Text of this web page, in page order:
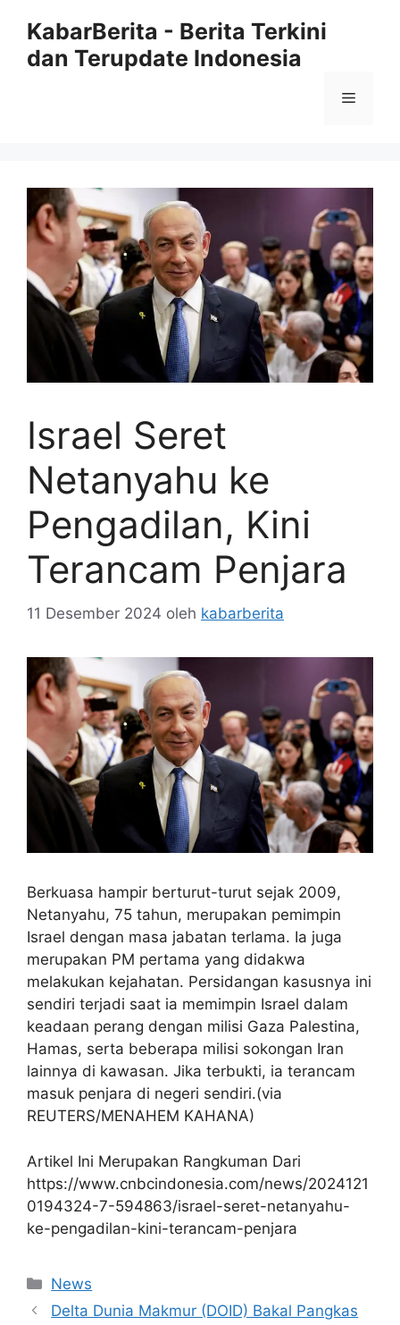
KabarBerita - Berita Terkini
dan Terupdate Indonesia
Menu
Israel Seret
Netanyahu ke
Pengadilan, Kini
Terancam Penjara
11 Desember 2024 oleh kabarberita
Berkuasa hampir berturut-turut sejak 2009,
Netanyahu, 75 tahun, merupakan pemimpin
Israel dengan masa jabatan terlama. Ia juga
merupakan PM pertama yang didakwa
melakukan kejahatan. Persidangan kasusnya ini
sendiri terjadi saat ia memimpin Israel dalam
keadaan perang dengan milisi Gaza Palestina,
Hamas, serta beberapa milisi sokongan Iran
lainnya di kawasan. Jika terbukti, ia terancam
masuk penjara di negeri sendiri.(via
REUTERS/MENAHEM KAHANA)
Artikel Ini Merupakan Rangkuman Dari
https://www.cnbcindonesia.com/news/2024121
0194324-7-594863/israel-seret-netanyahu-
ke-pengadilan-kini-terancam-penjara
Kategori
News
Delta Dunia Makmur (DOID) Bakal Pangkas